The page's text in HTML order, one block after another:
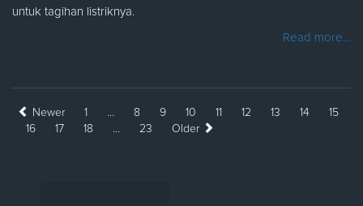
untuk tagihan listriknya.
Read more…
Newer 1 … 8 9 10 11 12 13 14
15
16
17 18 … 23 Older